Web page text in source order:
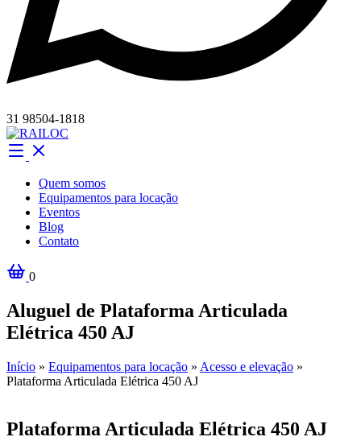
31 98504-1818
Quem somos
Equipamentos para locação
Eventos
Blog
Contato
0
Aluguel de Plataforma Articulada
Elétrica 450 AJ
Início » Equipamentos para locação » Acesso e elevação »
Plataforma Articulada Elétrica 450 AJ
Plataforma Articulada Elétrica 450 AJ